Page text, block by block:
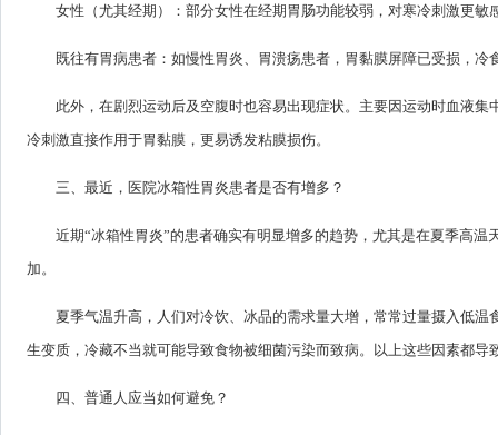
女性（尤其经期）：部分女性在经期胃肠功能较弱，对寒冷刺激更
既往有胃病患者：如慢性胃炎、胃溃疡患者，胃黏膜屏障已受损，冷
此外，在剧烈运动后及空腹时也容易出现症状。主要因运动时血液
冷刺激直接作用于胃黏膜，更易诱发粘膜损伤。
三、最近，医院冰箱性胃炎患者是否有增多？
近期“冰箱性胃炎”的患者确实有明显增多的趋势，尤其是在夏季高
加。
夏季气温升高，人们对冷饮、冰品的需求量大增，常常过量摄入低
生变质，冷藏不当就可能导致食物被细菌污染而致病。以上这些因素都
四、普通人应当如何避免？